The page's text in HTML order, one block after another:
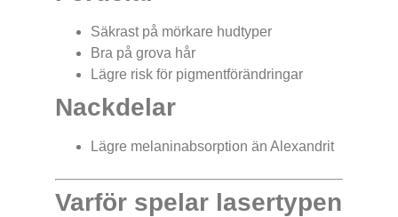
Säkrast på mörkare hudtyper
Bra på grova hår
Lägre risk för pigmentförändringar
Nackdelar
Lägre melaninabsorption än Alexandrit
Varför spelar lasertypen